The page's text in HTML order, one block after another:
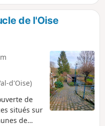
en
de
calme et
de l'Oise
d'Oise)
de
situés sur
de